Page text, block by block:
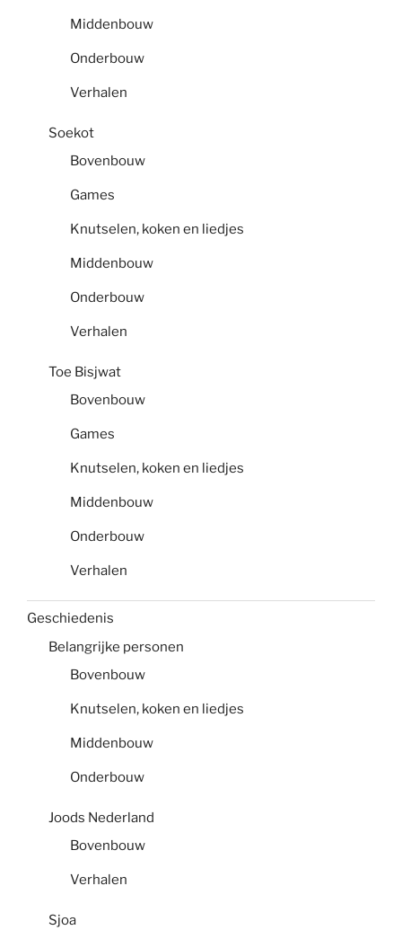
Middenbouw
Onderbouw
Verhalen
Soekot
Bovenbouw
Games
Knutselen, koken en liedjes
Middenbouw
Onderbouw
Verhalen
Toe Bisjwat
Bovenbouw
Games
Knutselen, koken en liedjes
Middenbouw
Onderbouw
Verhalen
Geschiedenis
Belangrijke personen
Bovenbouw
Knutselen, koken en liedjes
Middenbouw
Onderbouw
Joods Nederland
Bovenbouw
Verhalen
Sjoa